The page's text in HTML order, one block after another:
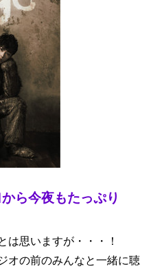
ら今夜もたっぷり
は思いますが・・・！
オの前のみんなと一緒に聴